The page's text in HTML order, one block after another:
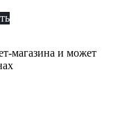
магазина и может